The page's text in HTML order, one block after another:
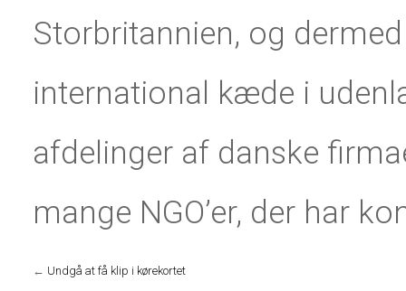
Storbritannien, og
international kæde i
afdelinger af danske
mange NGO’er, der har
← Undgå at få klip i kørekortet